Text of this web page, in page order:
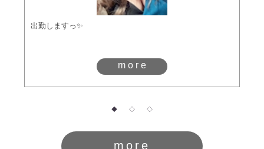
出勤しますっ✨
more
◆ ◇ ◇
more